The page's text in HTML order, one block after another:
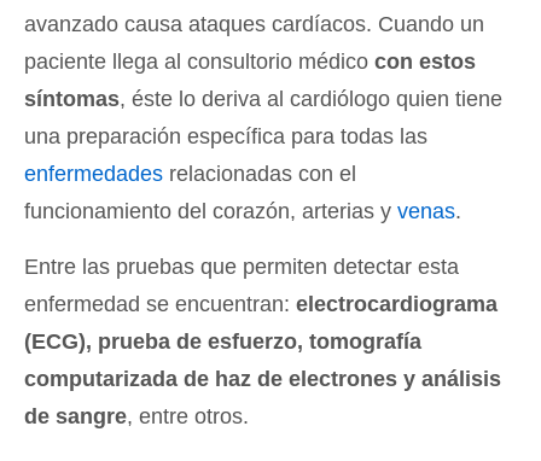
avanzado causa ataques cardíacos. Cuando un
paciente llega al consultorio médico con estos
síntomas, éste lo deriva al cardiólogo quien tiene
una preparación específica para todas las
enfermedades relacionadas con el
funcionamiento del corazón, arterias y venas.
Entre las pruebas que permiten detectar esta
enfermedad se encuentran: electrocardiograma
(ECG), prueba de esfuerzo, tomografía
computarizada de haz de electrones y análisis
de sangre, entre otros.